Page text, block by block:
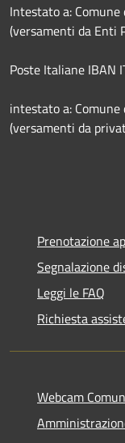
Intestato a:
(versamenti da Enti
Poste Italiane
intestato a: Comune
(versamenti da
Prenotazione
Segnalazione
Leggi le FAQ
Richiesta
Webcam